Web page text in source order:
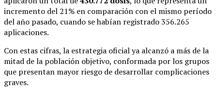
incremento del 21% en comparación con el mismo período
del año pasado, cuando se habían registrado 356.265
aplicaciones.
Con estas cifras, la estrategia oficial ya alcanzó a más de la
mitad de la población objetivo, conformada por los grupos
que presentan mayor riesgo de desarrollar complicaciones
graves.